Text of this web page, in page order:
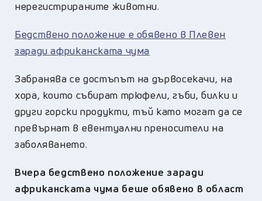
нерегистрираните животни.
Бедствено положение е обявено в Плевен
заради африканската чума
Забранява се достъпът на дървосекачи, на
хора, които събират трюфели, гъби, билки и
други горски продукти, тъй като могат да се
превърнат в евентуални преносители на
заболяването.
Вчера бедствено положение заради
африканската чума беше обявено в област